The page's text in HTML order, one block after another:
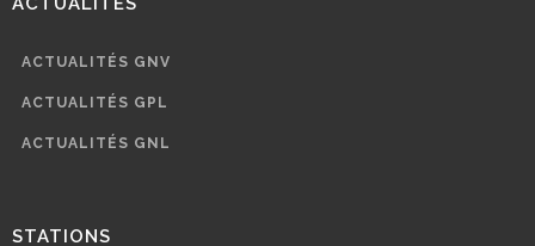
ACTUALITÉS GNV
ACTUALITÉS GPL
ACTUALITÉS GNL
STATIONS